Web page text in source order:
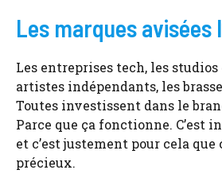
Les marques avisées
Les entreprises tech, les studios
artistes indépendants, les
Toutes investissent dans le
Parce que ça fonctionne. C’est
et c’est justement pour cela que
précieux.